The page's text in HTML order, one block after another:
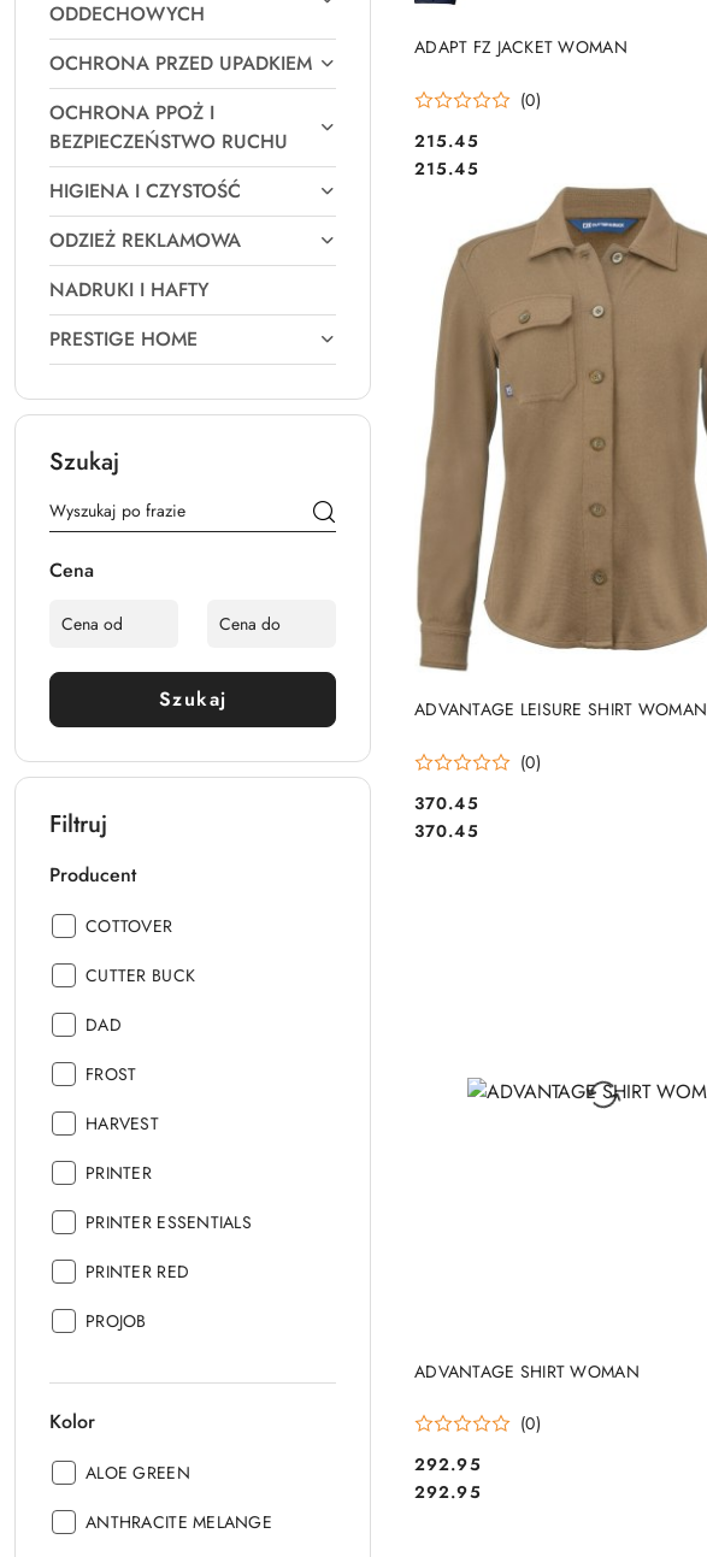
ODDECHOWYCH
OCHRONA PRZED UPADKIEM
OCHRONA PPOŻ I
BEZPIECZEŃSTWO RUCHU
HIGIENA I CZYSTOŚĆ
ODZIEŻ REKLAMOWA
NADRUKI I HAFTY
PRESTIGE HOME
Szukaj
Cena
Szukaj
Filtruj
Producent
Producent:
COTTOVER
Producent:
CUTTER BUCK
Producent:
DAD
Producent:
FROST
Producent:
HARVEST
Producent:
PRINTER
Producent:
PRINTER ESSENTIALS
Producent:
PRINTER RED
Producent:
PROJOB
Kolor
Kolor:
ALOE GREEN
Kolor:
ANTHRACITE MELANGE
ADAPT FZ JACKET WOMAN
(0)
Cena:
215.45
Cena:
215.45
DO KOSZYKA
ADVANTAGE LEISURE SHIRT WOMAN
(0)
Cena:
370.45
Cena:
370.45
DO KOSZYKA
ADVANTAGE SHIRT WOMAN
(0)
Cena:
292.95
Cena:
292.95
DO KOSZYKA